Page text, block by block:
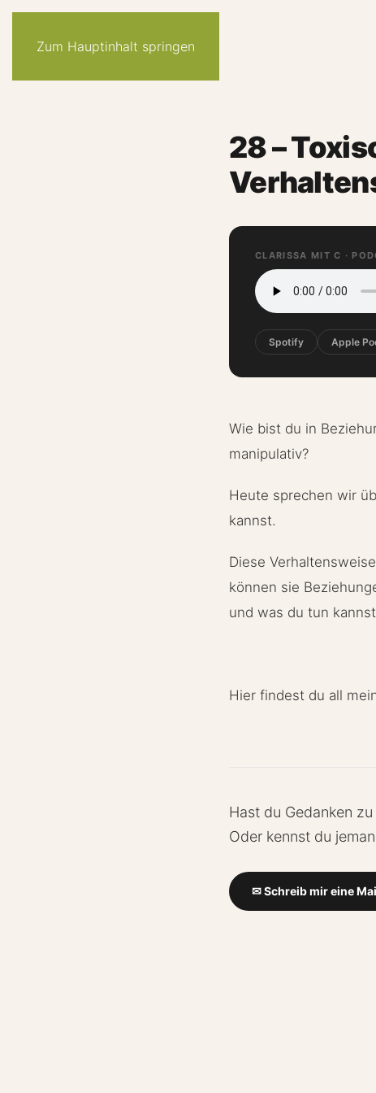
Zum Hauptinhalt springen
28 –
CLARISSA MIT C ·
Spotify Apple
Wie bist du in
manipulativ?
Heute sprechen wir
kannst.
Diese
können sie
und was du tun
Hier findest du all
Hast du Gedanken
Oder kennst du
✉ Schreib mir eine